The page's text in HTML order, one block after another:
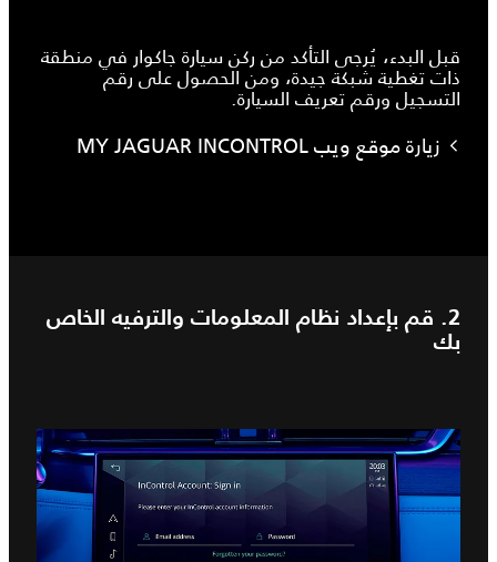
قبل البدء، يُرجى التأكد من ركن سيارة جاكوار في منطقة
ذات تغطية شبكة جيدة، ومن الحصول على رقم
التسجيل ورقم تعريف السيارة.
زيارة موقع ويب MY JAGUAR INCONTROL
2. قم بإعداد نظام المعلومات والترفيه الخاص
بك